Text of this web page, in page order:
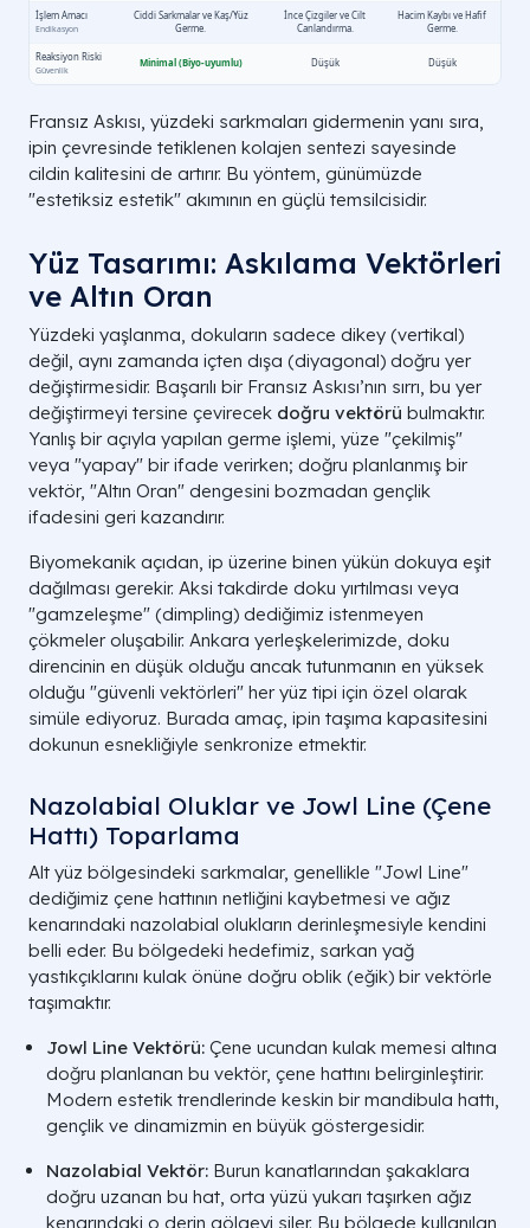
Fransız Askısı, yüzdeki sarkmaları gidermenin yanı sıra,
ipin çevresinde tetiklenen kolajen sentezi sayesinde
cildin kalitesini de artırır. Bu yöntem, günümüzde
"estetiksiz estetik" akımının en güçlü temsilcisidir.
Yüz Tasarımı: Askılama Vektörleri
ve Altın Oran
Yüzdeki yaşlanma, dokuların sadece dikey (vertikal)
değil, aynı zamanda içten dışa (diyagonal) doğru yer
değiştirmesidir. Başarılı bir Fransız Askısı’nın sırrı, bu yer
değiştirmeyi tersine çevirecek doğru vektörü bulmaktır.
Yanlış bir açıyla yapılan germe işlemi, yüze "çekilmiş"
veya "yapay" bir ifade verirken; doğru planlanmış bir
vektör, "Altın Oran" dengesini bozmadan gençlik
ifadesini geri kazandırır.
Biyomekanik açıdan, ip üzerine binen yükün dokuya eşit
dağılması gerekir. Aksi takdirde doku yırtılması veya
"gamzeleşme" (dimpling) dediğimiz istenmeyen
çökmeler oluşabilir. Ankara yerleşkelerimizde, doku
direncinin en düşük olduğu ancak tutunmanın en yüksek
olduğu "güvenli vektörleri" her yüz tipi için özel olarak
simüle ediyoruz. Burada amaç, ipin taşıma kapasitesini
dokunun esnekliğiyle senkronize etmektir.
Nazolabial Oluklar ve Jowl Line (Çene
Hattı) Toparlama
Alt yüz bölgesindeki sarkmalar, genellikle "Jowl Line"
dediğimiz çene hattının netliğini kaybetmesi ve ağız
kenarındaki nazolabial olukların derinleşmesiyle kendini
belli eder. Bu bölgedeki hedefimiz, sarkan yağ
yastıkçıklarını kulak önüne doğru oblik (eğik) bir vektörle
taşımaktır.
Jowl Line Vektörü: Çene ucundan kulak memesi altına
doğru planlanan bu vektör, çene hattını belirginleştirir.
Modern estetik trendlerinde keskin bir mandibula hattı,
gençlik ve dinamizmin en büyük göstergesidir.
Nazolabial Vektör: Burun kanatlarından şakaklara
doğru uzanan bu hat, orta yüzü yukarı taşırken ağız
kenarındaki o derin gölgeyi siler. Bu bölgede kullanılan